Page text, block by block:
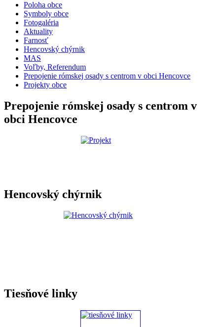
Poloha obce
Symboly obce
Fotogaléria
Aktuality
Farnosť
Hencovský chýrnik
MAS
Voľby, Referendum
Prepojenie rómskej osady s centrom v obci Hencovce
Projekty obce
Prepojenie rómskej osady s centrom v
obci Hencovce
Hencovský chýrnik
Tiesňové linky